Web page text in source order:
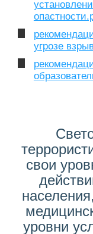
угрозе
свои
уровни